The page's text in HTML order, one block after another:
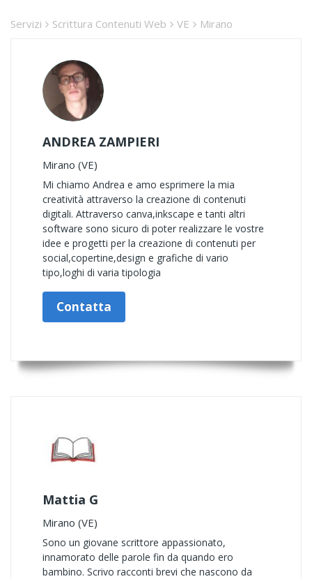
Servizi Scrittura Contenuti Web VE Mirano
ANDREA ZAMPIERI
Mirano (VE)
Mi chiamo Andrea e amo esprimere la mia
creatività attraverso la creazione di contenuti
digitali. Attraverso canva,inkscape e tanti altri
software sono sicuro di poter realizzare le vostre
idee e progetti per la creazione di contenuti per
social,copertine,design e grafiche di vario
tipo,loghi di varia tipologia
Contatta
Mattia G
Mirano (VE)
Sono un giovane scrittore appassionato,
innamorato delle parole fin da quando ero
bambino. Scrivo racconti brevi che nascono da